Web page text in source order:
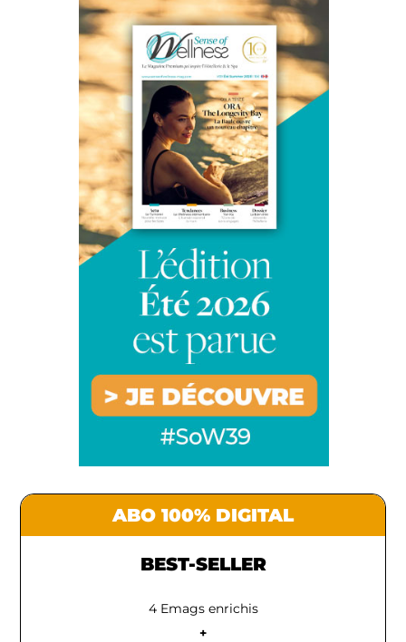
ABO 100% DIGITAL
BEST-SELLER
4 Emags enrichis
+